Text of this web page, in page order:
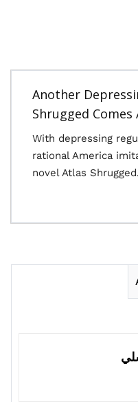
Another
Shrugged Comes
With depressing
rational America
novel Atlas